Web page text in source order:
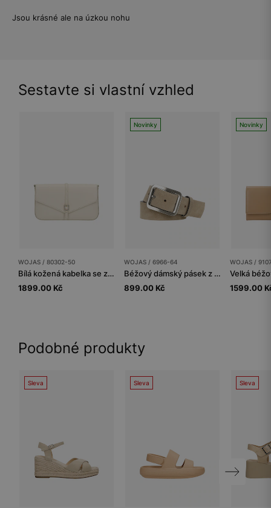
Jsou krásné ale na úzkou nohu
Sestavte si vlastní vzhled
WOJAS / 80302-50
Bílá kožená kabelka se zapínáním s kamínky
1899.00 Kč
Novinky
WOJAS / 6966-64
Béžový dámský pásek z velurové štípané kůže
899.00 Kč
Novinky
WOJAS /
1599.00
Podobné produkty
Sleva Sleva Sleva